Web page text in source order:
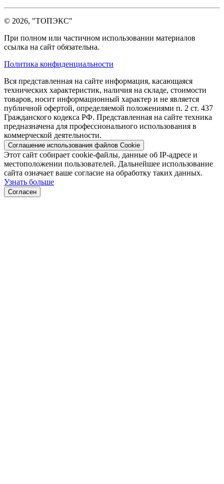
© 2026, "ТОПЭКС"
При полном или частичном использовании материалов
ссылка на сайт обязательна.
Политика конфиденциальности
Вся представленная на сайте информация, касающаяся
технических характеристик, наличия на складе, стоимости
товаров, носит информационный характер и не является
публичной офертой, определяемой положениями п. 2 ст. 437
Гражданского кодекса РФ. Представленная на сайте техника
предназначена для профессионального использования в
коммерческой деятельности.
Соглашение использования файлов Cookie
Этот сайт собирает cookie-файлы, данные об IP-адресе и
местоположении пользователей. Дальнейшее использование
сайта означает ваше согласие на обработку таких данных.
Узнать больше
Согласен